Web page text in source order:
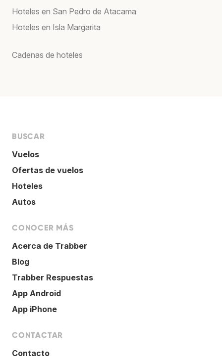
Hoteles en San Pedro de Atacama
Hoteles en Isla Margarita
Cadenas de hoteles
BUSCAR
Vuelos
Ofertas de vuelos
Hoteles
Autos
CONOCER MÁS
Acerca de Trabber
Blog
Trabber Respuestas
App Android
App iPhone
CONTACTAR
Contacto